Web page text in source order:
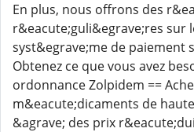
En plus, nous offrons des
r&eacute;guli&egrave;res sur
syst&egrave;me de paiement
Obtenez ce que vous avez
ordonnance Zolpidem ==
m&eacute;dicaments de
&agrave; des prix